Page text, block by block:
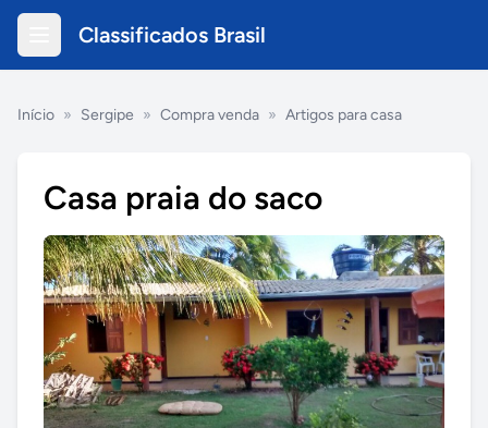
Classificados Brasil
Início » Sergipe » Compra venda » Artigos para casa
Casa praia do saco